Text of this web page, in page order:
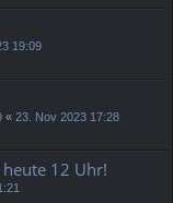
19:09
« 23. Nov 2023 17:28
12 Uhr!